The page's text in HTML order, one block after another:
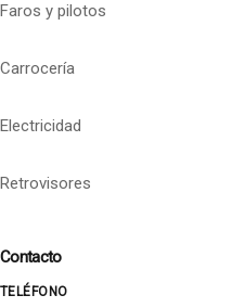
Faros y pilotos
Carrocería
Electricidad
Retrovisores
Contacto
TELÉFONO